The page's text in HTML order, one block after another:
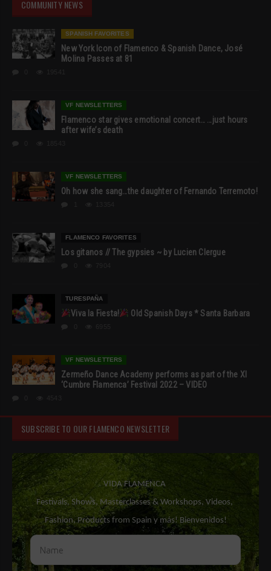
COMMUNITY NEWS
SPANISH FAVORITES
New York Icon of Flamenco & Spanish Dance, José
Molina Passes at 81
VF NEWSLETTERS
Flamenco star gives emotional concert… …just hours
after wife’s death
VF NEWSLETTERS
Oh how she sang…the daughter of Fernando Terremoto!
FLAMENCO FAVORITES
Los gitanos // The gypsies ~ by Lucien Clergue
TURESPAÑA
Viva la Fiesta! Old Spanish Days * Santa Barbara
VF NEWSLETTERS
Zermeño Dance Academy performs as part of the XI
‘Cumbre Flamenca’ Festival 2022 – VIDEO
SUBSCRIBE TO OUR FLAMENCO NEWSLETTER